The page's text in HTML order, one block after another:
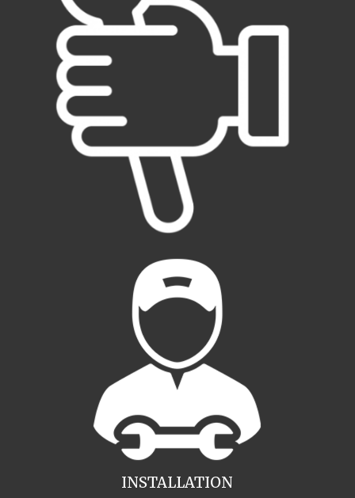
INSTALLATION